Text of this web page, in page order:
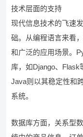
技术层面的支持
现代信息技术的飞速
础。从编程语言来看
和广泛的应用场景。
库，如Django、Flask
Java则以其稳定性和
系统。
数据库方面，关系型